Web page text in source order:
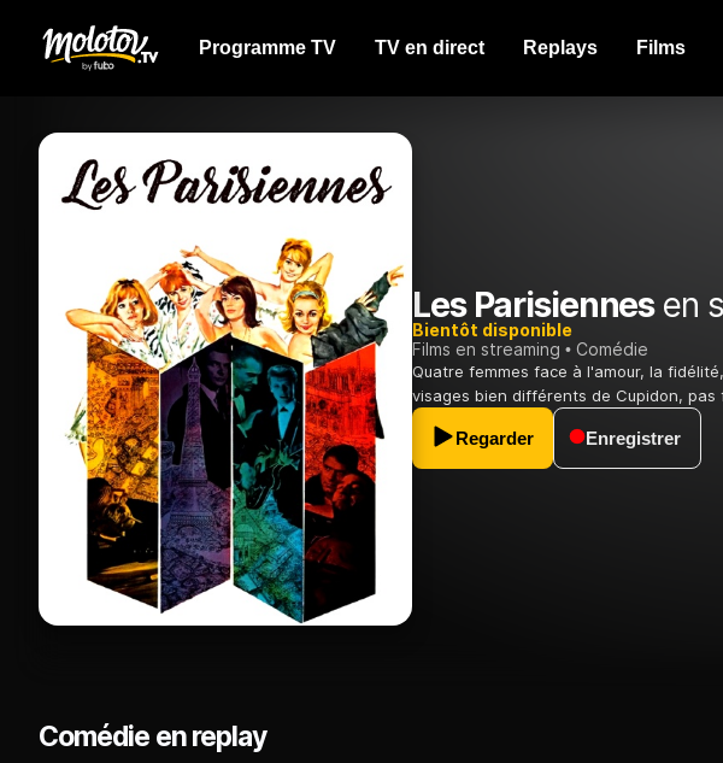
Programme TV TV en direct Replays Films
Les Parisiennesen
Bientôt disponible
Films en streaming
Comédie
Quatre femmes face à l'amour, la
visages bien différents de Cupidon, pas
Regarder Enregistrer
Comédie en replay